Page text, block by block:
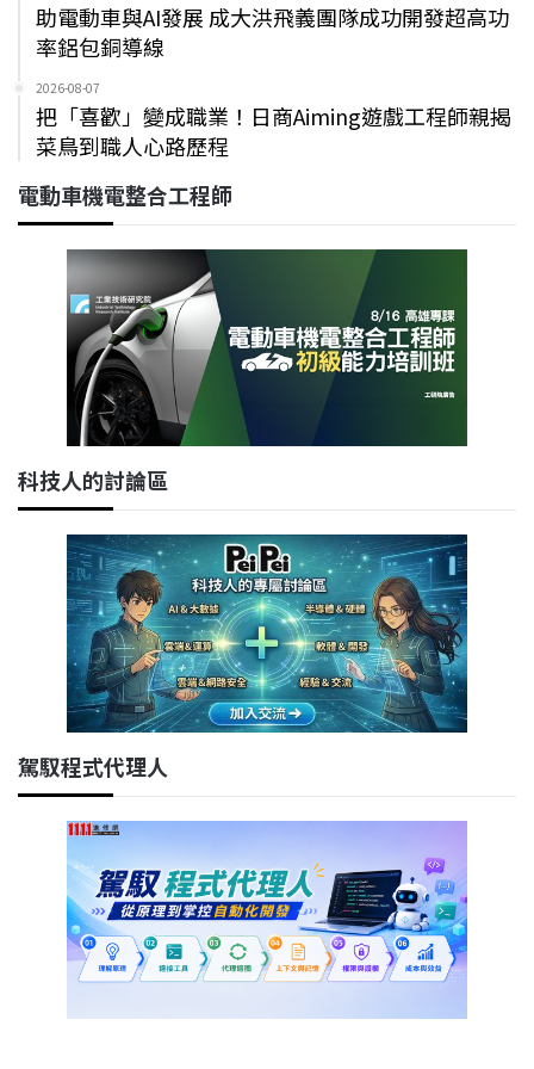
助電動車與AI發展 成大洪飛義團隊成功開發超高功
率鋁包銅導線
2026-08-07
把「喜歡」變成職業！日商Aiming遊戲工程師親揭
菜鳥到職人心路歷程
電動車機電整合工程師
科技人的討論區
駕馭程式代理人